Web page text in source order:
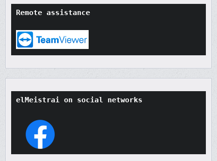
Remote assistance
elMeistrai on social networks